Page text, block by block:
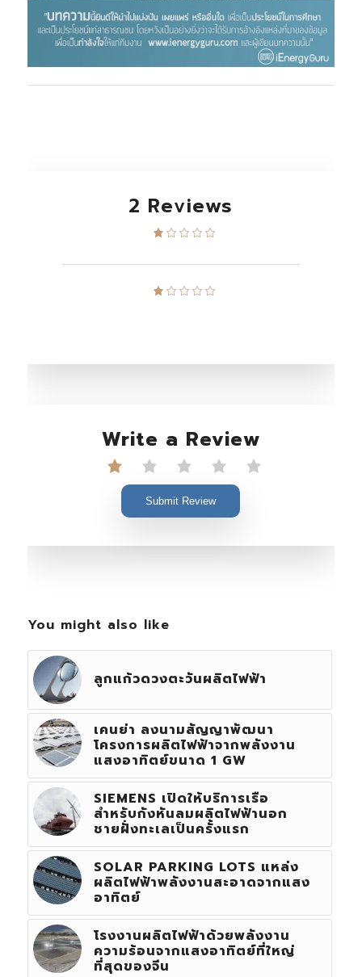
2 Reviews
Write a Review
Submit Review
You might also like
ลูกแก้วดวงตะวันผลิตไฟฟ้า
เคนย่า ลงนามสัญญาพัฒนา
โครงการผลิตไฟฟ้าจากพลังงาน
แสงอาทิตย์ขนาด 1 GW
SIEMENS เปิดให้บริการเรือ
สำหรับกังหันลมผลิตไฟฟ้านอก
ชายฝั่งทะเลเป็นครั้งแรก
SOLAR PARKING LOTS แหล่ง
ผลิตไฟฟ้าพลังงานสะอาดจากแสง
อาทิตย์
โรงงานผลิตไฟฟ้าด้วยพลังงาน
ความร้อนจากแสงอาทิตย์ที่ใหญ่
ที่สุดของจีน